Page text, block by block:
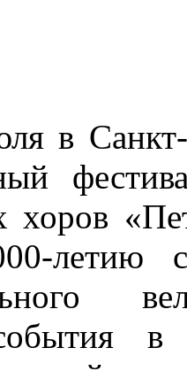
в Санкт-
хоров
летию